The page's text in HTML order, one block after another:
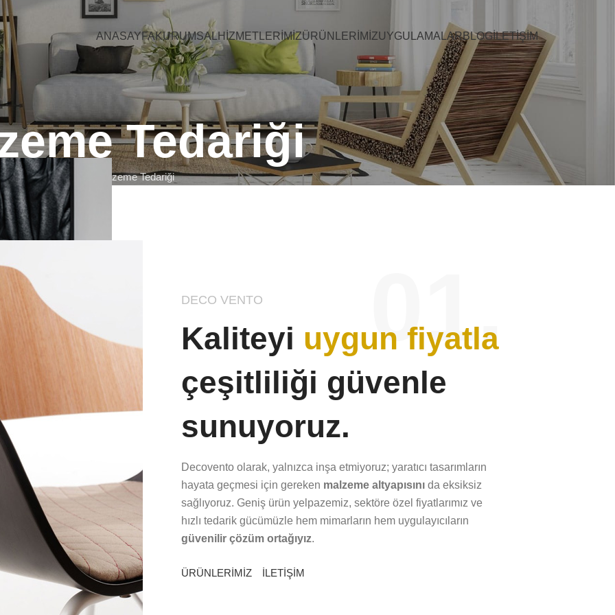
ANASAYFAKURUMSALHIZMETLERIMIZÜRÜNLERIMIZUYGULAMALARBLOGİLETIŞIM
Tedariği
Anasayfa Malzeme Tedariği
01.
DECO VENTO
Kaliteyi uygun fiyatla
çeşitliliği güvenle
sunuyoruz.
Decovento olarak, yalnızca inşa etmiyoruz; yaratıcı tasarımların
hayata geçmesi için gereken malzeme altyapısınıda eksiksiz
sağlıyoruz. Geniş ürün yelpazemiz, sektöre özel fiyatlarımız ve
hızlı tedarik gücümüzle hem mimarların hem uygulayıcıların
güvenilir çözüm ortağıyız.
ÜRÜNLERİMİZ İLETİŞİM